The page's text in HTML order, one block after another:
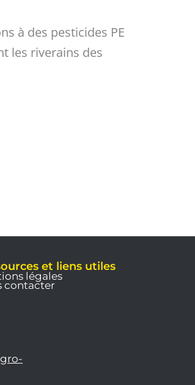
à des pesticides PE
les riverains des
et liens utiles
légales
contacter